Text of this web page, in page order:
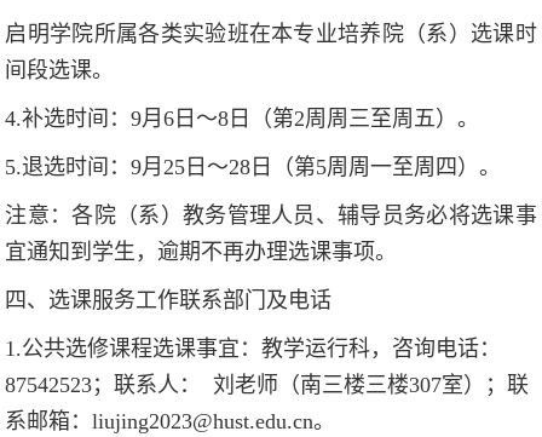
启明学院所属各类实验班在本专业培养院（系）选课时
间段选课。
4.补选时间：9月6日～8日（第2周周三至周五）。
5.退选时间：9月25日～28日（第5周周一至周四）。
注意：各院（系）教务管理人员、辅导员务必将选课事
宜通知到学生，逾期不再办理选课事项。
四、选课服务工作联系部门及电话
1.公共选修课程选课事宜：教学运行科，咨询电话：
87542523；联系人： 刘老师（南三楼三楼307室）；联
系邮箱：liujing2023@hust.edu.cn。